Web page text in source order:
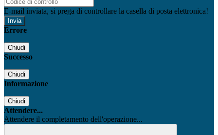
E-mail inviata, si prega di controllare la casella di posta elettronica!
Errore
Chiudi
Successo
Chiudi
Informazione
Chiudi
Attendere...
Attendere il completamento dell'operazione...